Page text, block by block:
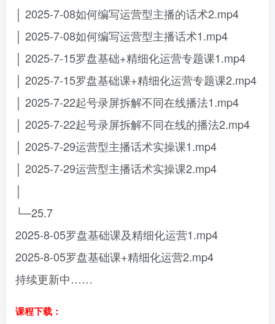
│ 2025-7-08如何编写运营型主播的话术2.mp4
│ 2025-7-08如何编写运营型主播话术1.mp4
│ 2025-7-15罗盘基础+精细化运营专题课1.mp4
│ 2025-7-15罗盘基础课+精细化运营专题课2.mp4
│ 2025-7-22起号录屏拆解不同在线播法1.mp4
│ 2025-7-22起号录屏拆解不同在线的播法2.mp4
│ 2025-7-29运营型主播话术实操课1.mp4
│ 2025-7-29运营型主播话术实操课2.mp4
│
└─25.7
2025-8-05罗盘基础课及精细化运营1.mp4
2025-8-05罗盘基础课+精细化运营2.mp4
持续更新中……
课程下载：